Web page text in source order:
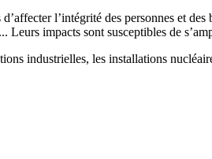
l’intégrité des personnes et
impacts sont susceptibles de
industrielles, les installations